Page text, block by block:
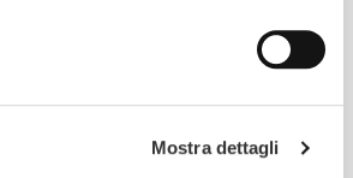
Mostra dettagli